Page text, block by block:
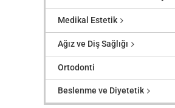
Medikal Estetik
Ağız ve Diş Sağlığı
Ortodonti
Beslenme ve Diyetetik